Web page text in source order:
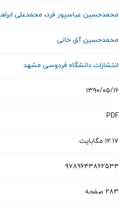
محمدحسین عباسپور فرد، محمدعلی
محمدحسین آق خانی
انتشارات دانشگاه فردوسی مشهد
۱۳۹۰/۰۵/۱۶
PDF
۱۲.۱۷ مگابایت
۹۷۸۹۶۴۳۸۶۲۵۳۴
۲۸۳ صفحه